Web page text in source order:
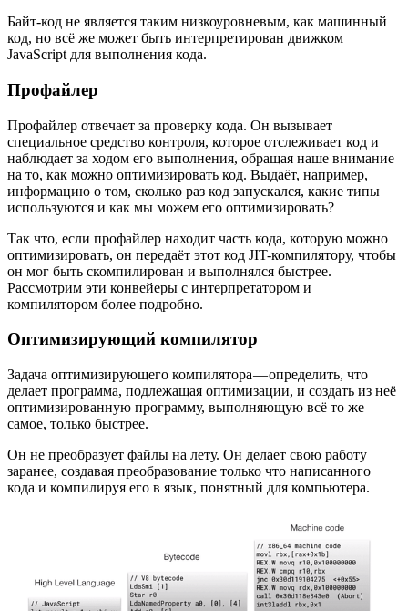
Байт-код не является таким низкоуровневым, как машинный
код, но всё же может быть интерпретирован движком
JavaScript для выполнения кода.
Профайлер
Профайлер отвечает за проверку кода. Он вызывает
специальное средство контроля, которое отслеживает код и
наблюдает за ходом его выполнения, обращая наше внимание
на то, как можно оптимизировать код. Выдаёт, например,
информацию о том, сколько раз код запускался, какие типы
используются и как мы можем его оптимизировать?
Так что, если профайлер находит часть кода, которую можно
оптимизировать, он передаёт этот код JIT-компилятору, чтобы
он мог быть скомпилирован и выполнялся быстрее.
Рассмотрим эти конвейеры с интерпретатором и
компилятором более подробно.
Оптимизирующий компилятор
Задача оптимизирующего компилятора — определить, что
делает программа, подлежащая оптимизации, и создать из неё
оптимизированную программу, выполняющую всё то же
самое, только быстрее.
Он не преобразует файлы на лету. Он делает свою работу
заранее, создавая преобразование только что написанного
кода и компилируя его в язык, понятный для компьютера.